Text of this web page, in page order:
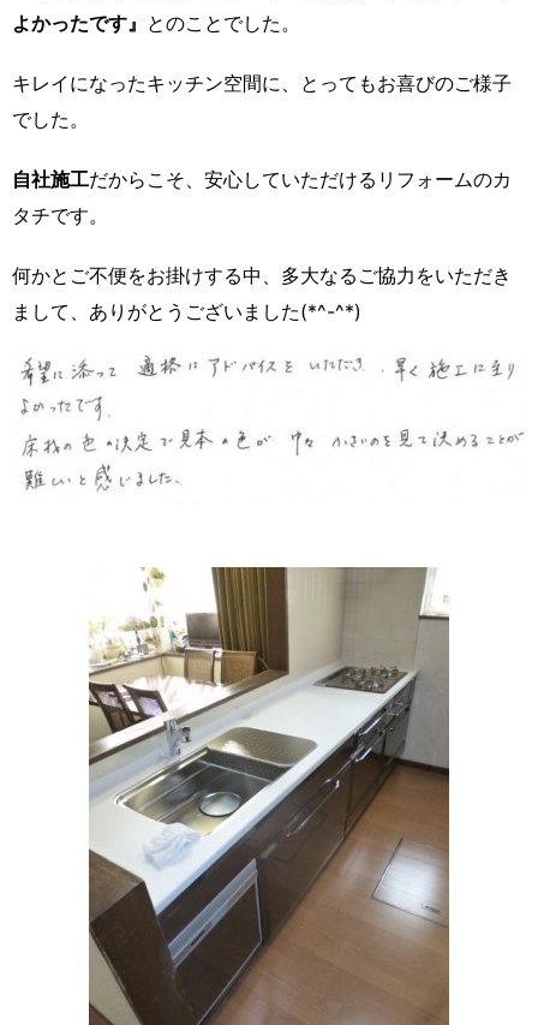
よかったです』 とのことでした。
キレイになったキッチン空間に、とってもお喜びのご様子
でした。
自社施工だからこそ、安心していただけるリフォームのカ
タチです。
何かとご不便をお掛けする中、多大なるご協力をいただき
まして、ありがとうございました(*^-^*)